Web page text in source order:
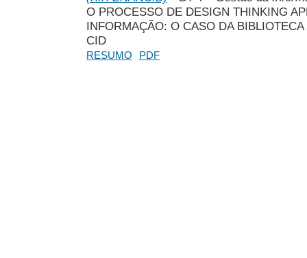
O PROCESSO DE DESIGN THINKING
INFORMAÇÃO: O CASO DA
CID
RESUMO PDF